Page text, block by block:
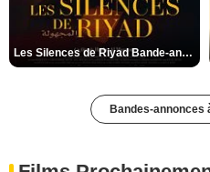
Les Silences de Riyad Bande-annonce VO STFR
Bandes-annonces